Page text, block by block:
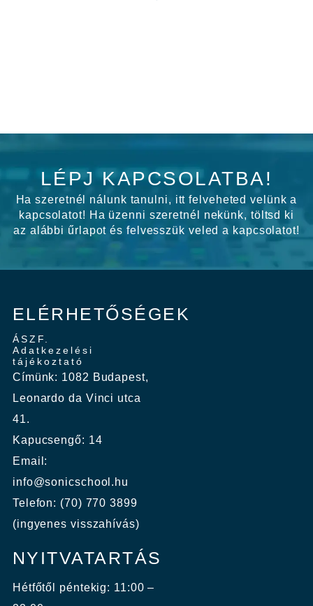
LÉPJ KAPCSOLATBA!
Ha szeretnél nálunk tanulni, itt felveheted velünk a
kapcsolatot! Ha üzenni szeretnél nekünk, töltsd ki
az alábbi űrlapot és felvesszük veled a kapcsolatot!
ELÉRHETŐSÉGEK
ÁSZF.
Adatkezelési
tájékoztató
Címünk: 1082 Budapest,
Leonardo da Vinci utca
41.
Kapucsengő: 14
Email:
info@sonicschool.hu
Telefon: (70) 770 3899
(ingyenes visszahívás)
NYITVATARTÁS
Hétfőtől péntekig: 11:00 –